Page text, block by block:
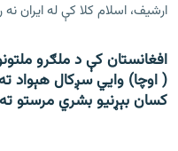
ارشیف، اسلام کلا کې له ایران
افغانستان کې د ملګرو
کسان بېړنیو بشري مرستو ته